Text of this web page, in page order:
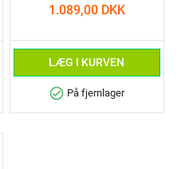
1.089,00 DKK
LÆG I KURVEN
check_circle På fjernlager